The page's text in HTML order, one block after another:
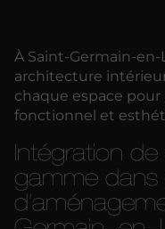
À Saint-Germain-
architecture
chaque espace
fonctionnel et
Intégration
gamme dans